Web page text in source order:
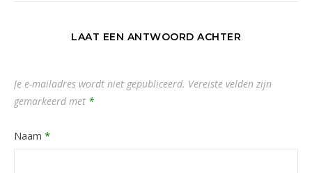
LAAT EEN ANTWOORD ACHTER
Je e-mailadres wordt niet gepubliceerd. Vereiste velden zijn
gemarkeerd met *
Naam *